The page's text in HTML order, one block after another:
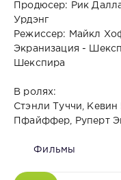
Продюсер: Рик
Урдэнг
Режиссер: Майкл
Экранизация -
Шекспира
В ролях:
Стэнли Туччи,
Пфайффер, Руперт
Фильмы